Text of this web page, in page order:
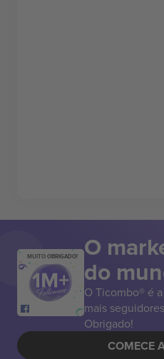
MUITO OBRIGADO! O
do
O Ticombo® é
mais
Obrigado!
COMECE